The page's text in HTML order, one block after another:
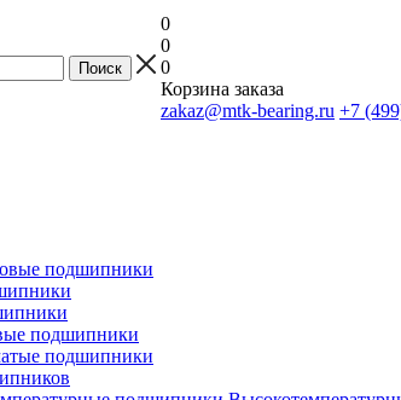
0
0
0
Корзина заказа
zakaz@mtk-bearing.ru +7
подшипники
подшипники
подшипники